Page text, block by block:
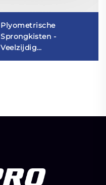
Plyometrische
Sprongkisten -
Veelzijdig
Trainingsmateriaal voor